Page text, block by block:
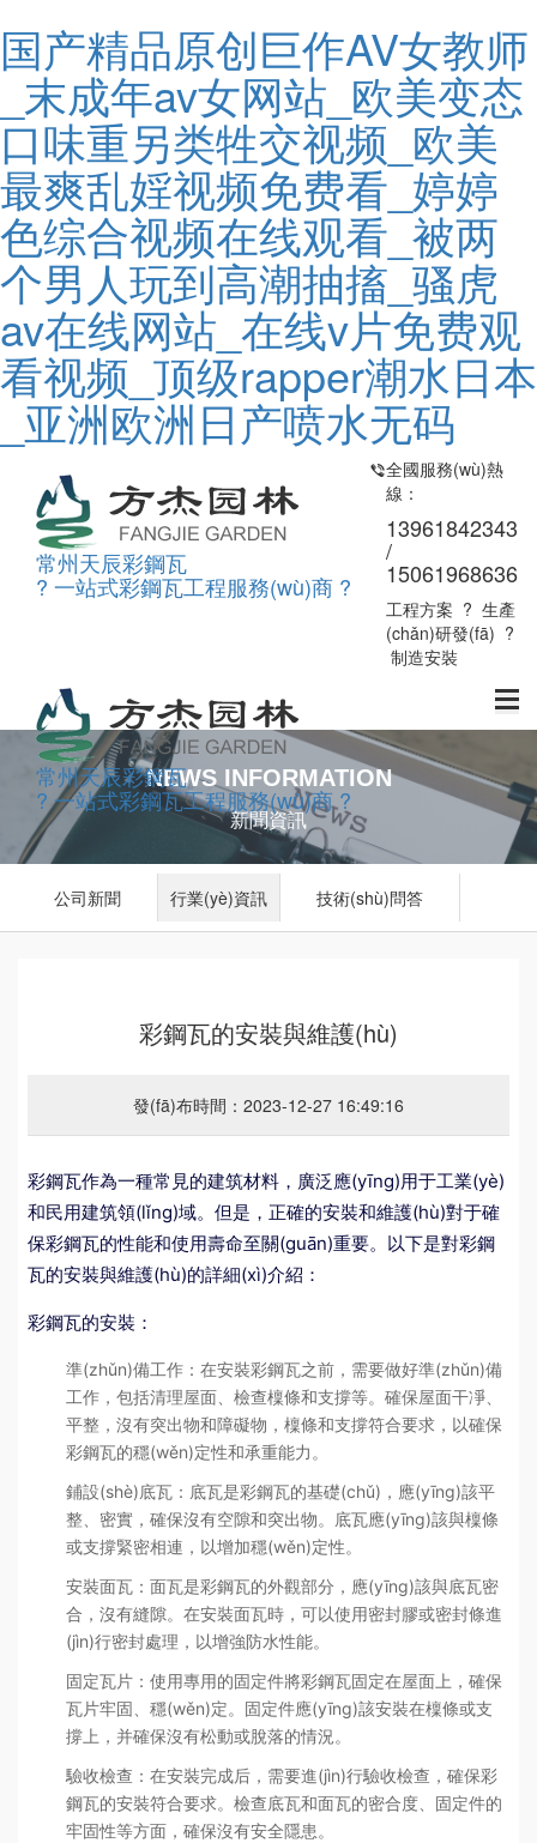
国产精品原创巨作AV女教师
_末成年av女网站_欧美变态
口味重另类牲交视频_欧美
最爽乱婬视频免费看_婷婷
色综合视频在线观看_被两
个男人玩到高潮抽搐_骚虎
av在线网站_在线v片免费观
看视频_顶级rapper潮水日本
_亚洲欧洲日产喷水无码
常州天辰彩鋼瓦
? 一站式彩鋼瓦工程服務(wù)商 ?
全國服務(wù)熱
線：
13961842343
/
15061968636
工程方案 ? 生產
(chǎn)研發(fā) ?
制造安裝
常州天辰彩鋼瓦
? 一站式彩鋼瓦工程服務(wù)商 ?
NEWS INFORMATION
新聞資訊
公司新聞 行業(yè)資訊 技術(shù)問答
彩鋼瓦的安裝與維護(hù)
發(fā)布時間：2023-12-27 16:49:16
彩鋼瓦作為一種常見的建筑材料，廣泛應(yīng)用于工業(yè)
和民用建筑領(lǐng)域。但是，正確的安裝和維護(hù)對于確
保彩鋼瓦的性能和使用壽命至關(guān)重要。以下是對彩鋼
瓦的安裝與維護(hù)的詳細(xì)介紹：
彩鋼瓦的安裝：
準(zhǔn)備工作：在安裝彩鋼瓦之前，需要做好準(zhǔn)備
工作，包括清理屋面、檢查檁條和支撐等。確保屋面干凈、
平整，沒有突出物和障礙物，檁條和支撐符合要求，以確保
彩鋼瓦的穩(wěn)定性和承重能力。
鋪設(shè)底瓦：底瓦是彩鋼瓦的基礎(chǔ)，應(yīng)該平
整、密實，確保沒有空隙和突出物。底瓦應(yīng)該與檁條
或支撐緊密相連，以增加穩(wěn)定性。
安裝面瓦：面瓦是彩鋼瓦的外觀部分，應(yīng)該與底瓦密
合，沒有縫隙。在安裝面瓦時，可以使用密封膠或密封條進
(jìn)行密封處理，以增強防水性能。
固定瓦片：使用專用的固定件將彩鋼瓦固定在屋面上，確保
瓦片牢固、穩(wěn)定。固定件應(yīng)該安裝在檁條或支
撐上，并確保沒有松動或脫落的情況。
驗收檢查：在安裝完成后，需要進(jìn)行驗收檢查，確保彩
鋼瓦的安裝符合要求。檢查底瓦和面瓦的密合度、固定件的
牢固性等方面，確保沒有安全隱患。